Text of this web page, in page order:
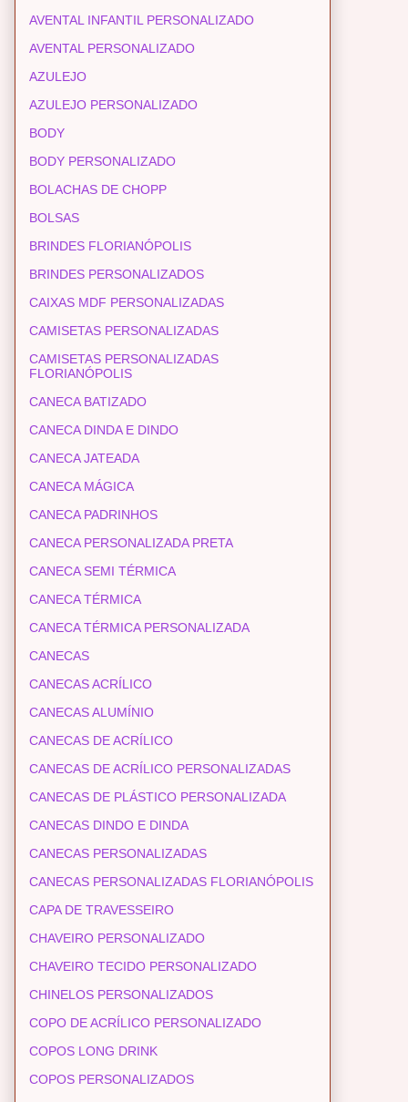
AVENTAL INFANTIL PERSONALIZADO
AVENTAL PERSONALIZADO
AZULEJO
AZULEJO PERSONALIZADO
BODY
BODY PERSONALIZADO
BOLACHAS DE CHOPP
BOLSAS
BRINDES FLORIANÓPOLIS
BRINDES PERSONALIZADOS
CAIXAS MDF PERSONALIZADAS
CAMISETAS PERSONALIZADAS
CAMISETAS PERSONALIZADAS
FLORIANÓPOLIS
CANECA BATIZADO
CANECA DINDA E DINDO
CANECA JATEADA
CANECA MÁGICA
CANECA PADRINHOS
CANECA PERSONALIZADA PRETA
CANECA SEMI TÉRMICA
CANECA TÉRMICA
CANECA TÉRMICA PERSONALIZADA
CANECAS
CANECAS ACRÍLICO
CANECAS ALUMÍNIO
CANECAS DE ACRÍLICO
CANECAS DE ACRÍLICO PERSONALIZADAS
CANECAS DE PLÁSTICO PERSONALIZADA
CANECAS DINDO E DINDA
CANECAS PERSONALIZADAS
CANECAS PERSONALIZADAS FLORIANÓPOLIS
CAPA DE TRAVESSEIRO
CHAVEIRO PERSONALIZADO
CHAVEIRO TECIDO PERSONALIZADO
CHINELOS PERSONALIZADOS
COPO DE ACRÍLICO PERSONALIZADO
COPOS LONG DRINK
COPOS PERSONALIZADOS